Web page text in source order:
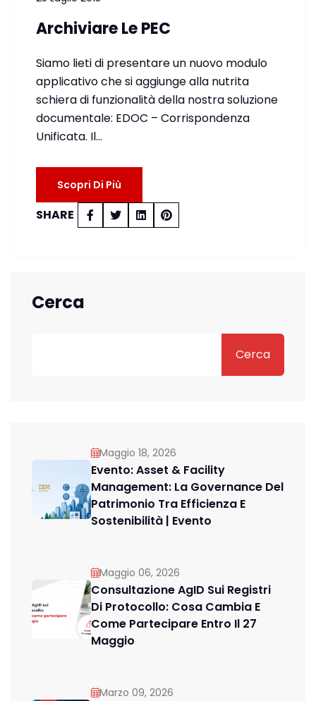
Archiviare Le PEC
Siamo lieti di presentare un nuovo modulo
applicativo che si aggiunge alla nutrita
schiera di funzionalità della nostra soluzione
documentale: EDOC – Corrispondenza
Unificata. Il…
Scopri Di Più
SHARE
Cerca
Cerca
Maggio 18, 2026
Evento: Asset & Facility
Management: La Governance Del
Patrimonio Tra Efficienza E
Sostenibilità | Evento
Maggio 06, 2026
Consultazione AgID Sui Registri
Di Protocollo: Cosa Cambia E
Come Partecipare Entro Il 27
Maggio
Marzo 09, 2026